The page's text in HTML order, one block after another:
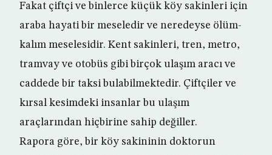
Fakat çiftçi ve binlerce küçük köy sakinleri için
araba hayati bir meseledir ve neredeyse ölüm-
kalım meselesidir. Kent sakinleri, tren, metro,
tramvay ve otobüs gibi birçok ulaşım aracı ve
caddede bir taksi bulabilmektedir. Çiftçiler ve
kırsal kesimdeki insanlar bu ulaşım
araçlarından hiçbirine sahip değiller.
Rapora göre, bir köy sakininin doktorun